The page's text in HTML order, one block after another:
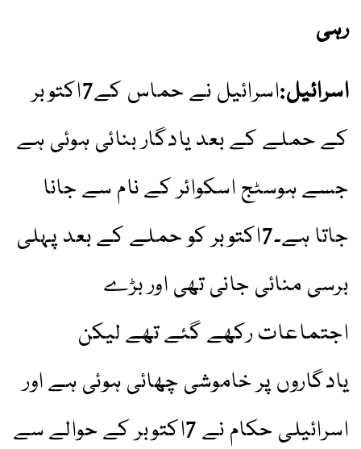
رہی
اسرائیل:
اسرائیل نے حماس کے7اکتوبر
کے حملے کے بعد یادگار بنائی ہوئی ہے
جسے ہوسٹج اسکوائر کے نام سے جانا
جاتا ہے۔7اکتوبر کو حملے کے بعد پہلی
برسی منائی جانی تھی اور بڑے
اجتماعات رکھے گئے تھے لیکن
یادگاروں پر خاموشی چھائی ہوئی ہے اور
اسرائیلی حکام نے 7اکتوبر کے حوالے سے